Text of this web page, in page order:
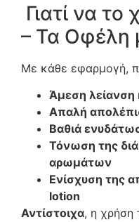
Γιατί να το
– Τα Οφέλη
Με κάθε εφαρμογή,
Άμεση λείανση
Απαλή
Βαθιά
Τόνωση της
αρωμάτων
Ενίσχυση της
lotion
Αντίστοιχα, η χρήση